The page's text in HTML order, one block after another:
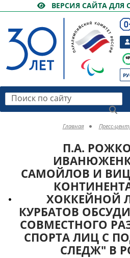
ВЕРСИЯ САЙТА
Поиск по сайту
Главная Пресс-
П.А.
САМОЙЛОВ И
ХОККЕЙНОЙ
КУРБАТОВ
СОВМЕСТНОГО
СПОРТА ЛИЦ С
СЛЕДЖ" В